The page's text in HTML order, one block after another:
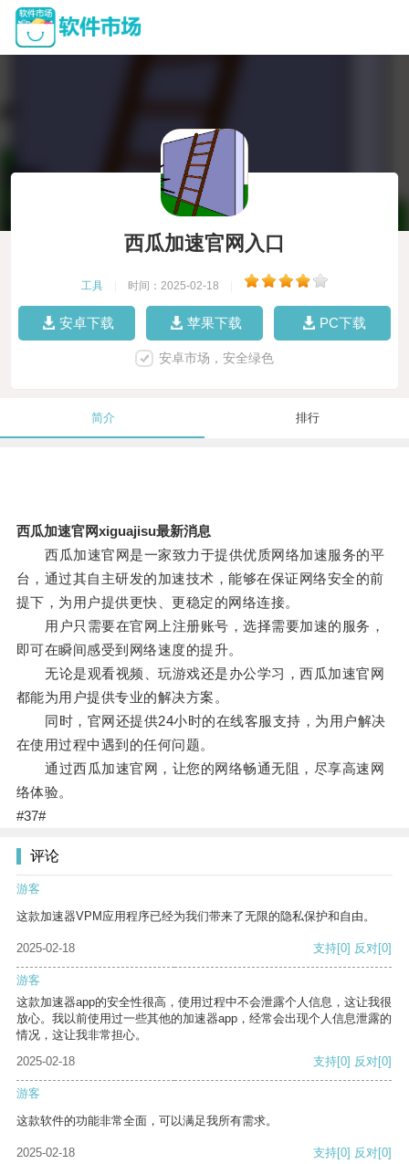
西瓜加速官网入口
工具 时间：2025-02-18
安卓下载 苹果下载 PC下载
安卓市场，安全绿色
简介 排行
西瓜加速官网xiguajisu最新消息
西瓜加速官网是一家致力于提供优质网络加速服务的平
台，通过其自主研发的加速技术，能够在保证网络安全的前
提下，为用户提供更快、更稳定的网络连接。
用户只需要在官网上注册账号，选择需要加速的服务，
即可在瞬间感受到网络速度的提升。
无论是观看视频、玩游戏还是办公学习，西瓜加速官网
都能为用户提供专业的解决方案。
同时，官网还提供24小时的在线客服支持，为用户解决
在使用过程中遇到的任何问题。
通过西瓜加速官网，让您的网络畅通无阻，尽享高速网
络体验。
#37#
评论
游客
这款加速器VPM应用程序已经为我们带来了无限的隐私保护和自由。
2025-02-18 支持[0] 反对[0]
游客
这款加速器app的安全性很高，使用过程中不会泄露个人信息，这让我很
放心。我以前使用过一些其他的加速器app，经常会出现个人信息泄露的
情况，这让我非常担心。
2025-02-18
支持[0] 反对[0]
游客
这款软件的功能非常全面，可以满足我所有需求。
2025-02-18 支持[0] 反对[0]